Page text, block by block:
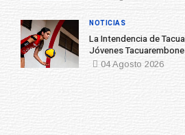
La Intendencia de
Jóvenes
04 Agosto 2026
NOTICIAS